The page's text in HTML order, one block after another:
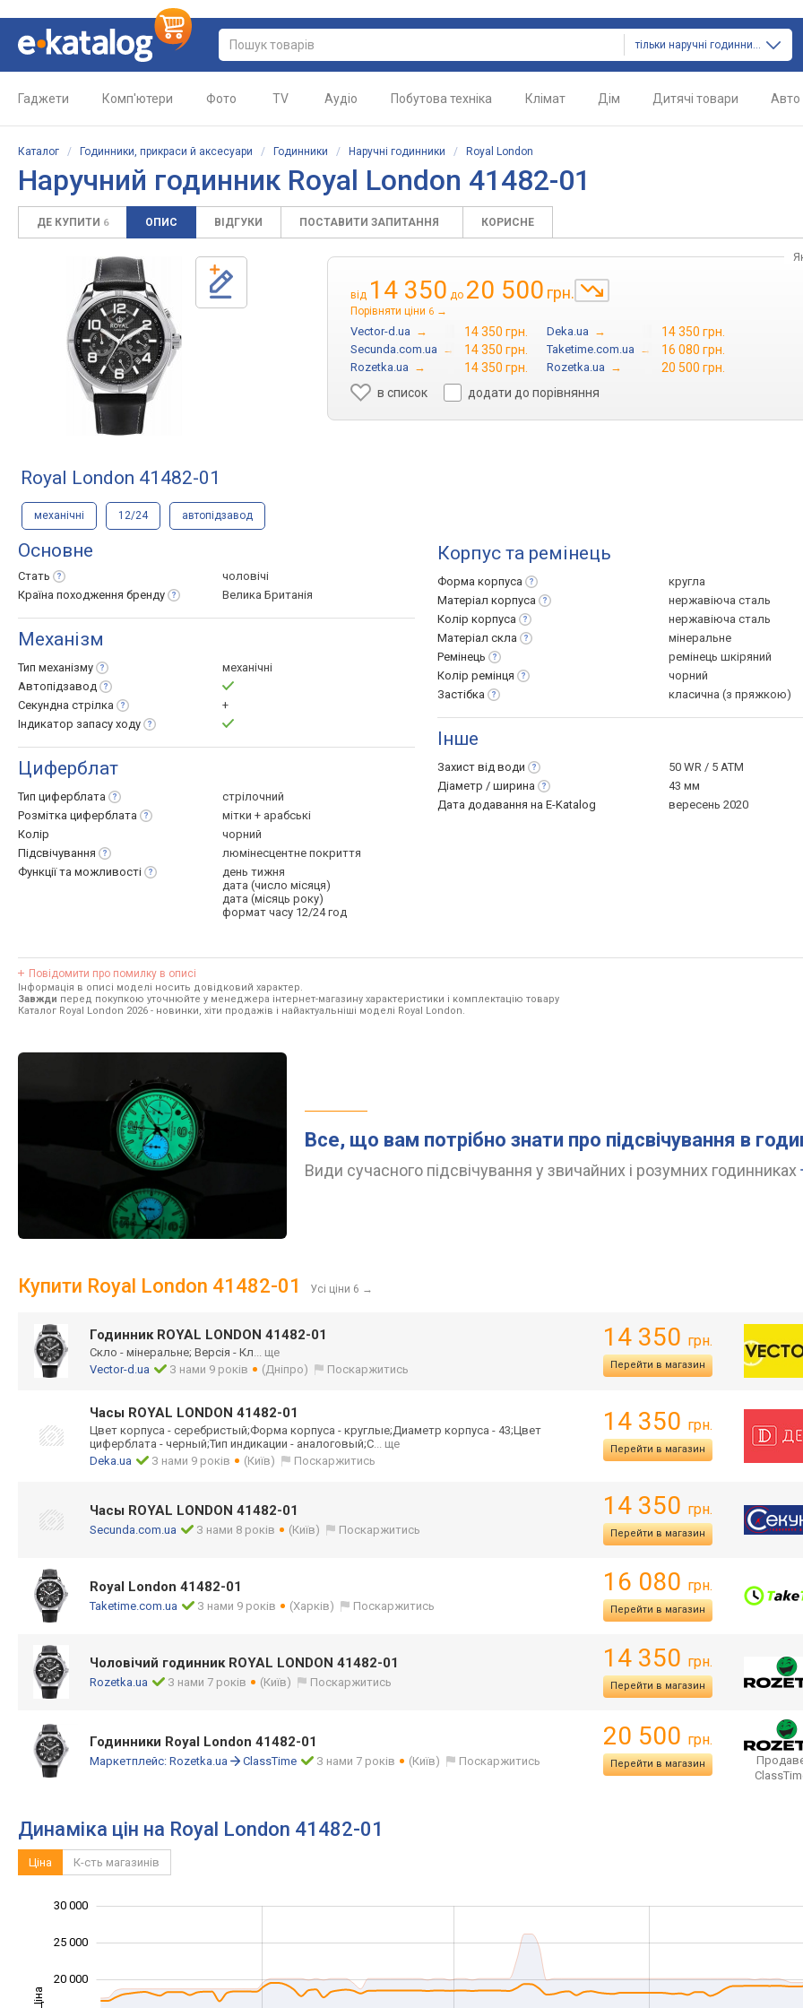
тільки наручні годинники
Гаджети Комп'ютери Фото TV Аудіо Побутова техніка Клімат Дім Дитячі товари Авто
Каталог / Годинники, прикраси й аксесуари / Годинники / Наручні годинники / Royal London
Наручний годинник Royal London 41482-01
ДЕ КУПИТИ 6 ОПИС ВІДГУКИ ПОСТАВИТИ ЗАПИТАННЯ КОРИСНЕ
від 14 350 до 20 500 грн.
Порівняти ціни 6 →
Vector-d.ua → 14 350 грн. Deka.ua → 14 350 грн.
Secunda.com.ua → 14 350 грн. Taketime.com.ua → 16 080 грн.
Rozetka.ua → 14 350 грн. Rozetka.ua →
20 500 грн.
в список
додати до порівняння
Royal London 41482-01
механічні 12/24 автопідзавод
Основне
Стать
чоловічі
Країна походження бренду Велика Британія
Механізм
Тип механізму
механічні
Автопідзавод
Секундна стрілка
+
Індикатор запасу ходу
Циферблат
Тип циферблата
стрілочний
Розмітка циферблата
мітки + арабські
Колір
чорний
Підсвічування
люмінесцентне покриття
Функції та можливості
день тижня
дата (число місяця)
дата (місяць року)
формат часу 12/24 год
Корпус та ремінець
Форма корпуса
кругла
Матеріал корпуса
нержавіюча сталь
Колір корпуса
нержавіюча сталь
Матеріал скла
мінеральне
Ремінець
ремінець шкіряний
Колір ремінця
чорний
Застібка
класична (з пряжкою)
Інше
Захист від води
50 WR / 5 ATM
Діаметр / ширина
43 мм
Дата додавання на E-Katalog
вересень 2020
Повідомити про помилку в описі
Інформація в описі моделі носить довідковий характер.
Завжди перед покупкою уточнюйте у менеджера інтернет-магазину характеристики і комплектацію товару
Каталог Royal London 2026 - новинки, хіти продажів і найактуальніші моделі Royal London.
Все, що вам потрібно знати про підсвічування в
Види сучасного підсвічування у звичайних і розумних годинниках
Купити Royal London 41482-01 Усі ціни 6 →
Годинник ROYAL LONDON 41482-01
Скло - мінеральне; Версія - Кл... ще
Vector-d.ua
З нами 9 років (Дніпро) Поскаржитись
14 350 грн.
Перейти в магазин
Часы ROYAL LONDON 41482-01
Цвет корпуса - серебристый;Форма корпуса - круглые;Диаметр корпуса - 43;Цвет
циферблата - черный;Тип индикации - аналоговый;С... ще
Deka.ua
З нами 9 років (Київ) Поскаржитись
14 350 грн.
Перейти в магазин
Часы ROYAL LONDON 41482-01
Secunda.com.ua З нами 8 років (Київ) Поскаржитись
14 350 грн.
Перейти в магазин
Royal London 41482-01
Taketime.com.ua З нами 9 років (Харків) Поскаржитись
16 080 грн.
Перейти в магазин
Чоловічий годинник ROYAL LONDON 41482-01
Rozetka.ua З нами 7 років (Київ) Поскаржитись
14 350 грн.
Перейти в магазин
Годинники Royal London 41482-01
Маркетплейс: Rozetka.ua ClassTime З нами 7 років (Київ) Поскаржитись
20 500 грн.
Перейти в магазин
Динаміка цін на Royal London 41482-01
Ціна К-сть магазинів
Ціна
20 000
25 000
30 000